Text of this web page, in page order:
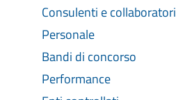
Consulenti e collaboratori
Personale
Bandi di concorso
Performance